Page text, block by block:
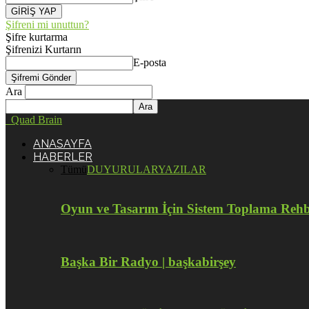
Şifreni mi unuttun?
Şifre kurtarma
Şifrenizi Kurtarın
E-posta
Ara
Quad Brain
ANASAYFA
HABERLER
TümüDUYURULARYAZILAR
Oyun ve Tasarım İçin Sistem Toplama
Başka Bir Radyo | başkabirşey